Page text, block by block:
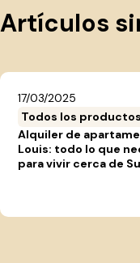
Artículos
17/03/2025
Todos los productos
Alquiler de
Louis: todo lo que
para vivir cerca de